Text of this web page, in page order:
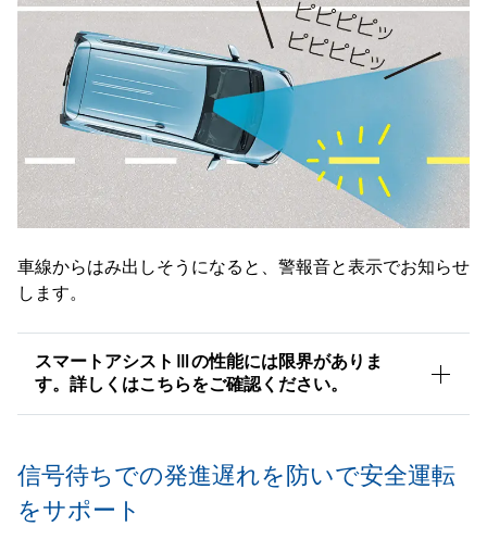
車線からはみ出しそうになると、警報音と表示でお知らせ
します。
スマートアシストⅢの性能には限界がありま
す。詳しくはこちらをご確認ください。
信号待ちでの発進遅れを防いで安全運転
をサポート